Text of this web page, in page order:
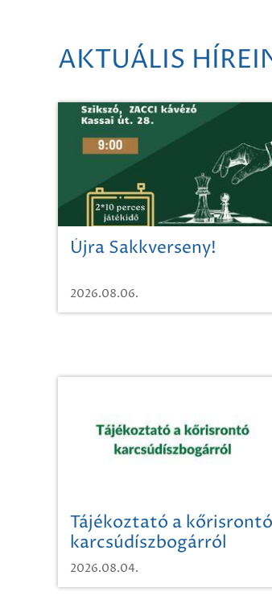
AKTUÁLIS
Újra Sakkverseny!
2026.08.06.
Tájékoztató a kőrisrontó
karcsúdíszbogárról
2026.08.04.